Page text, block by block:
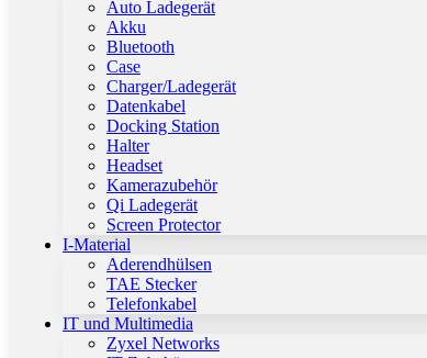
Auto Ladegerät
Akku
Bluetooth
Case
Charger/Ladegerät
Datenkabel
Docking Station
Halter
Headset
Kamerazubehör
Qi Ladegerät
Screen Protector
I-Material
Aderendhülsen
TAE Stecker
Telefonkabel
IT und Multimedia
Zyxel Networks